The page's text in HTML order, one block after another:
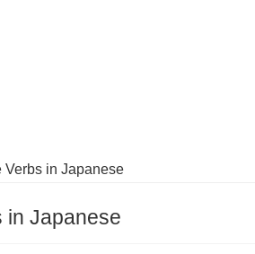
Verbs in Japanese
in Japanese